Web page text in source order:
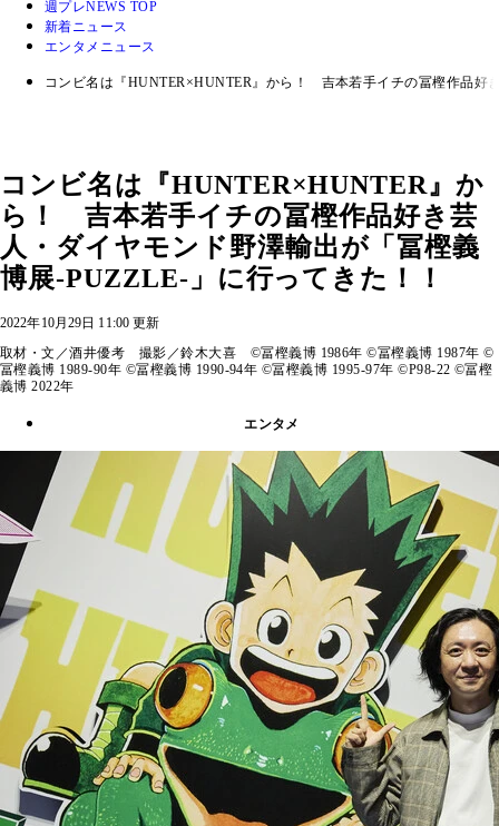
週プレNEWS TOP
新着ニュース
エンタメニュース
コンビ名は『HUNTER×HUNTER』から！ 吉本若手イチの冨樫作品好
コンビ名は『HUNTER×HUNTER』か
ら！ 吉本若手イチの冨樫作品好き芸
人・ダイヤモンド野澤輸出が「冨樫義
博展-PUZZLE-」に行ってきた！！
2022年10月29日 11:00 更新
取材・文／酒井優考 撮影／鈴木大喜 ©冨樫義博 1986年 ©冨樫義博 1987年 ©
冨樫義博 1989-90年 ©冨樫義博 1990-94年 ©冨樫義博 1995-97年 ©P98-22 ©冨樫
義博 2022年
エンタメ